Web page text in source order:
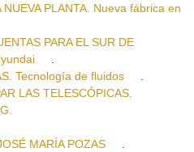
PLANTA. Nueva fábrica en
PARA EL SUR DE
Tecnología de fluidos
LAS TELESCÓPICAS.
MARÍA POZAS